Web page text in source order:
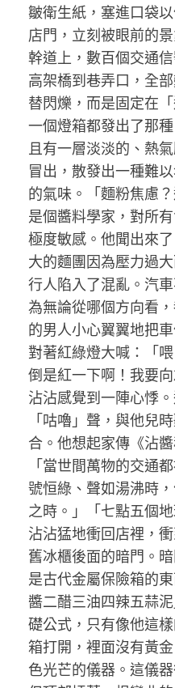
皺衛生紙，塞進口袋
店門，立刻被眼前的
幹道上，數百個交通
高架橋到巷弄口，全
替閃爍，而是固定在
一個燈箱都發出了那
且有一層淡淡的、熱
冒出，散發出一種難
的氣味。「麵粉焦慮
是個醬料學家，對所
極度敏感。他聞出來
大的麵團因為壓力過
行人陷入了混亂。汽
為無論從哪個方向看
的男人小心翼翼地把
對著紅綠燈大喊：「
倒是紅一下啊！我要
沾沾感覺到一陣心悸
「咕嚕」聲，與他兒
合。他想起家傳《沾
「當世間萬物的交通
號恒綠、聲如湯沸時
之時。」「七點五個
沾沾猛地衝回店裡，
舊冰櫃後面的暗門。
是古代金屬保險箱的
醬二醋三油四辣五蒜
礎公式，只有像他這
箱打開，裡面沒有黃
色光芒的儀器。這儀